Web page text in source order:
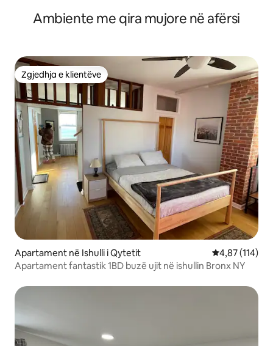
Ambiente me qira mujore në afërsi
Zgjedhja e klientëve
Zgjedhja e klientëve
Apartament në Ishulli i Qytetit Vlerësimi
4,87 (114)
Apartament fantastik 1BD buzë ujit në ishullin Bronx NY